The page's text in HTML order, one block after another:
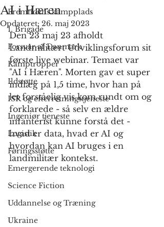
Fremtidens kampplads
1. Brigade
Forsvar af Danmark
Kamptropper
Ildstøtte
ISR og efterretningstjeneste
Ingeniør tjeneste
Logistik
Føringsstøtte
Emergerende teknologi
Science Fiction
Uddannelse og Træning
Ukraine
AI i Hæren
Opdateret: 26. maj 2023
Den 23 maj 23 afholdt
Landmilitært Udviklingsforum sit
første live webinar. Temaet var
"AI i Hæren". Morten gav et super
indlæg på 1,5 time, hvor han på
let forståelig vis kom rundt om og
forklarede - så selv en ældre
infanterist kunne forstå det -
hvad er data, hvad er AI og
hvordan kan AI bruges i en
landmilitær kontekst.